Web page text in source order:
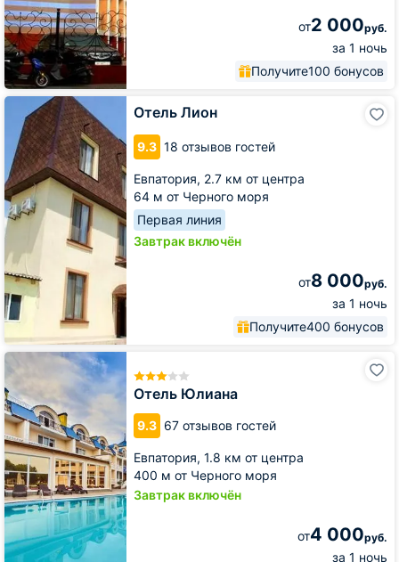
от2 000руб.
за 1 ночь
Получите100 бонусов
Отель Лион
9.3 18 отзывов гостей
Евпатория, 2.7 км от центра
64 м от Черного моря
Первая линия
Завтрак включён
от8 000руб.
за 1 ночь
Получите400 бонусов
Отель
Лион
Отель Юлиана
9.3 67 отзывов гостей
Евпатория, 1.8 км от центра
400 м от Черного моря
Завтрак включён
от4 000руб.
за 1 ночь
Отель
Юлиана